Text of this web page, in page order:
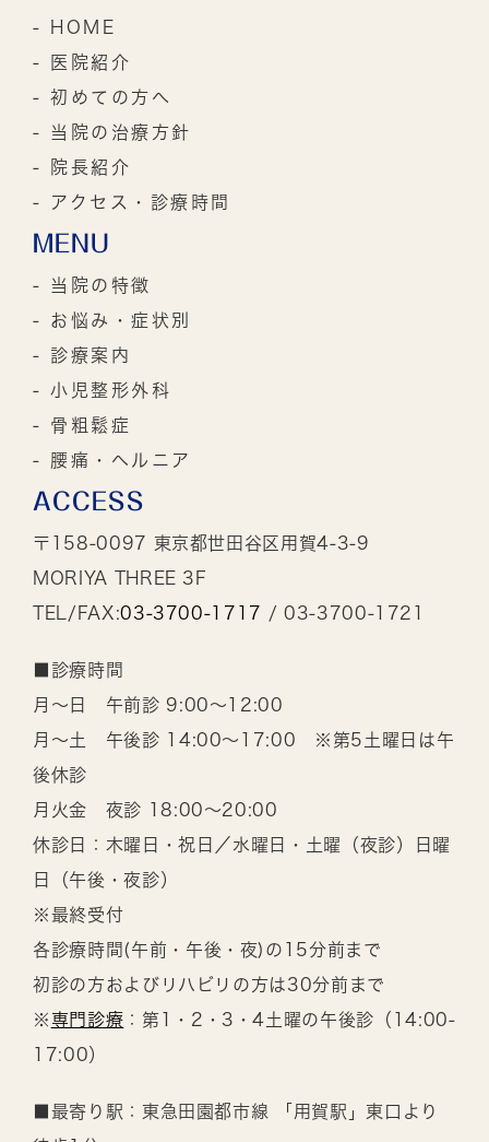
- HOME
- 医院紹介
- 初めての方へ
- 当院の治療方針
- 院長紹介
- アクセス・診療時間
MENU
- 当院の特徴
- お悩み・症状別
- 診療案内
- 小児整形外科
- 骨粗鬆症
- 腰痛・ヘルニア
ACCESS
〒158-0097 東京都世田谷区用賀4-3-9
MORIYA THREE 3F
TEL/FAX:03-3700-1717 / 03-3700-1721
■診療時間
月～日 午前診 9:00～12:00
月～土 午後診 14:00～17:00 ※第5土曜日は午
後休診
月火金 夜診 18:00～20:00
休診日：木曜日・祝日／水曜日・土曜（夜診）日曜
日（午後・夜診）
※最終受付
各診療時間(午前・午後・夜)の15分前まで
初診の方およびリハビリの方は30分前まで
※ 専門診療 ：第1・2・3・4土曜の午後診（14:00-
17:00）
■最寄り駅：東急田園都市線 「用賀駅」東口より